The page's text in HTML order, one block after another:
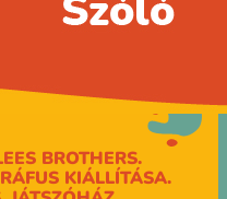
BROTHERS.
KIÁLLÍTÁSA.